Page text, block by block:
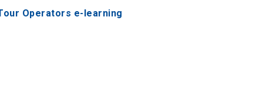
Operators e-learning